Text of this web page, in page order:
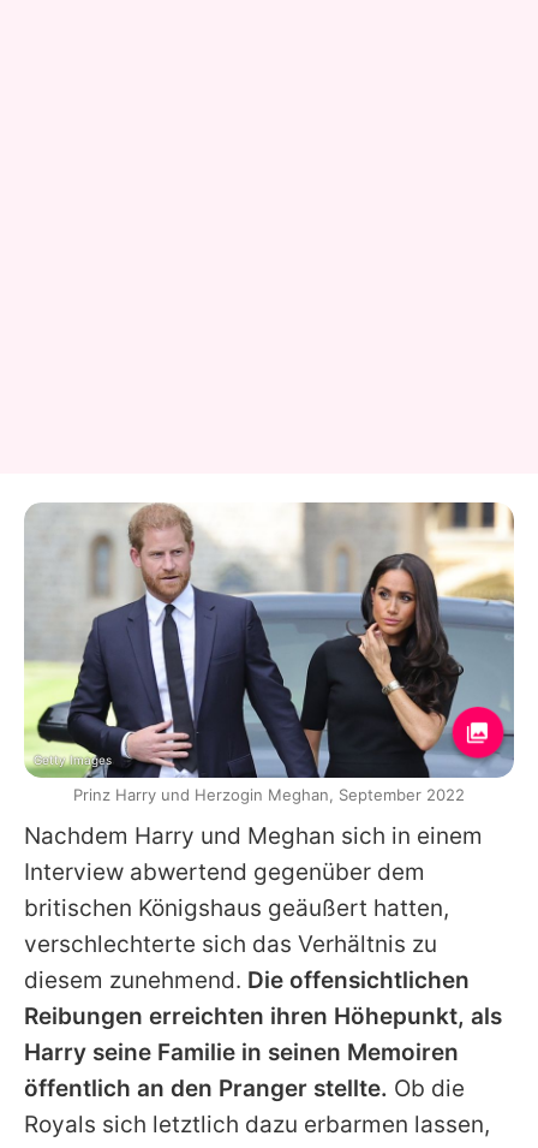
Nachdem Harry und Meghan sich in einem
Interview abwertend gegenüber dem
britischen Königshaus geäußert hatten,
verschlechterte sich das Verhältnis zu
diesem zunehmend. Die offensichtlichen
Reibungen erreichten ihren Höhepunkt, als
Harry seine Familie in seinen Memoiren
öffentlich an den Pranger stellte. Ob die
Royals sich letztlich dazu erbarmen lassen,
Getty Images
Prinz Harry und Herzogin Meghan, September 2022